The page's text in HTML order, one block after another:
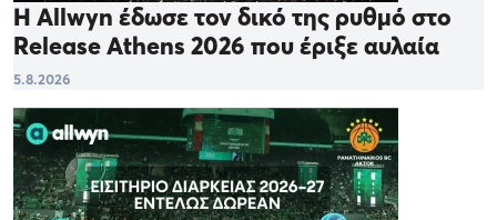
Η Allwyn έδωσε τον δικό της ρυθμό στο
Release Athens 2026 που έριξε αυλαία
5.8.2026